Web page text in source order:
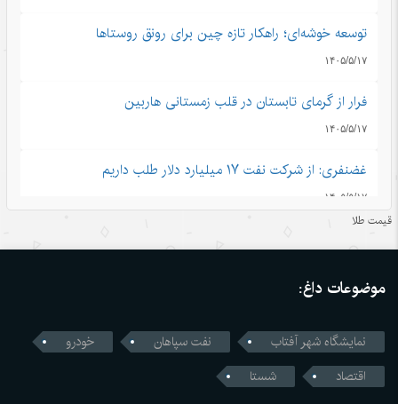
توسعه خوشه‌ای؛ راهکار تازه چین برای رونق روستاها
۱۴۰۵/۵/۱۷
فرار از گرمای تابستان در قلب زمستانی هاربین
۱۴۰۵/۵/۱۷
غضنفری: از شرکت نفت ۱۷ میلیارد دلار طلب داریم
۱۴۰۵/۵/۱۷
۱۴۰۵/۵/۱۶
قمار واشنگتن با زنجیره تامین؛ محاسبات اشتباه آمریکا در جنگ
قیمت طلا
موضوعات داغ:
نمایشگاه شهر آفتاب نفت سپاهان
خودرو
اقتصاد
شستا